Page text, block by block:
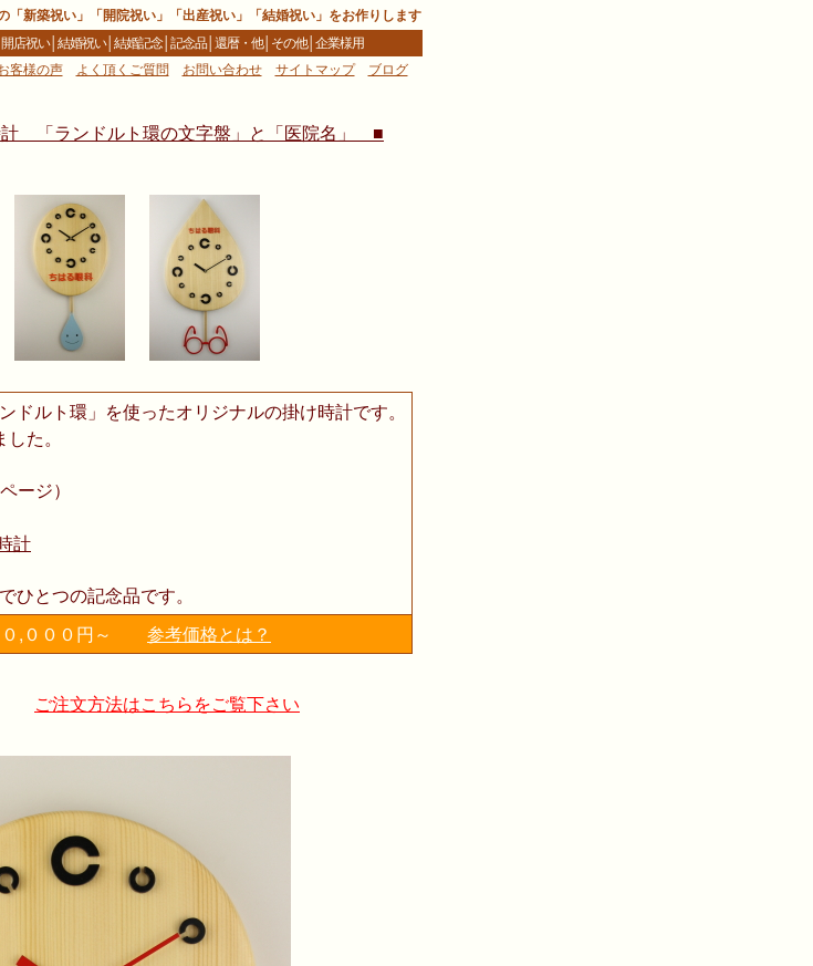
「新築祝い」「開院祝い」「出産祝い」「結婚祝い」をお作りします
開店祝い│結婚祝い│結婚記念│記念品│還暦・他│ その他│企業様用
客様の声
よく頂くご質問 お問い合わせ サイトマップ ブログ樹
「ランドルト環の文字盤」と「医院名」 ■
ドルト環」を使ったオリジナルの掛け時計です。
た。
ージ）
計
ひとつの記念品です。
,０００円～
参考価格とは？
ご注文方法はこちらをご覧下さい